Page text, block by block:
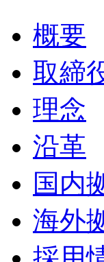
概要
取締
理念
沿革
国内
海外